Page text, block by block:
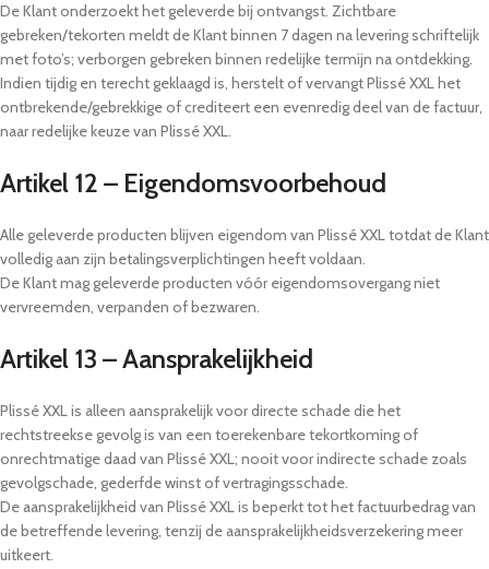
De Klant onderzoekt het geleverde bij ontvangst. Zichtbare
gebreken/tekorten meldt de Klant binnen 7 dagen na levering schriftelijk
met foto’s; verborgen gebreken binnen redelijke termijn na ontdekking.
Indien tijdig en terecht geklaagd is, herstelt of vervangt Plissé XXL het
ontbrekende/gebrekkige of crediteert een evenredig deel van de factuur,
naar redelijke keuze van Plissé XXL.
Artikel 12 – Eigendomsvoorbehoud
Alle geleverde producten blijven eigendom van Plissé XXL totdat de Klant
volledig aan zijn betalingsverplichtingen heeft voldaan.
De Klant mag geleverde producten vóór eigendomsovergang niet
vervreemden, verpanden of bezwaren.
Artikel 13 – Aansprakelijkheid
Plissé XXL is alleen aansprakelijk voor directe schade die het
rechtstreekse gevolg is van een toerekenbare tekortkoming of
onrechtmatige daad van Plissé XXL; nooit voor indirecte schade zoals
gevolgschade, gederfde winst of vertragingsschade.
De aansprakelijkheid van Plissé XXL is beperkt tot het factuurbedrag van
de betreffende levering, tenzij de aansprakelijkheidsverzekering meer
uitkeert.